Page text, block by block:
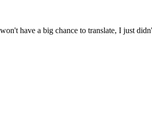
have a big chance to translate, I just